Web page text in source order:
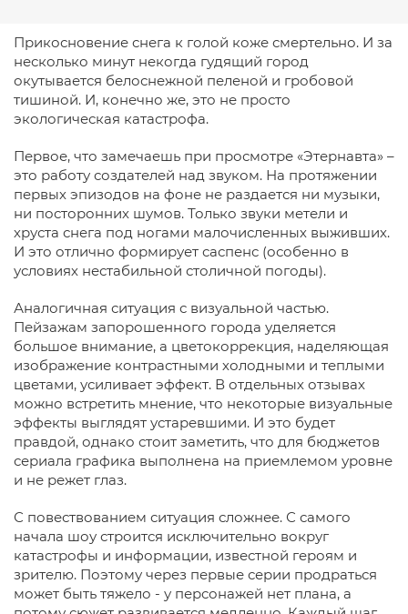
Прикосновение снега к голой коже смертельно. И за
несколько минут некогда гудящий город
окутывается белоснежной пеленой и гробовой
тишиной. И, конечно же, это не просто
экологическая катастрофа.
Первое, что замечаешь при просмотре «Этернавта» –
это работу создателей над звуком. На протяжении
первых эпизодов на фоне не раздается ни музыки,
ни посторонних шумов. Только звуки метели и
хруста снега под ногами малочисленных выживших.
И это отлично формирует саспенс (особенно в
условиях нестабильной столичной погоды).
Аналогичная ситуация с визуальной частью.
Пейзажам запорошенного города уделяется
большое внимание, а цветокоррекция, наделяющая
изображение контрастными холодными и теплыми
цветами, усиливает эффект. В отдельных отзывах
можно встретить мнение, что некоторые визуальные
эффекты выглядят устаревшими. И это будет
правдой, однако стоит заметить, что для бюджетов
сериала графика выполнена на приемлемом уровне
и не режет глаз.
С повествованием ситуация сложнее. С самого
начала шоу строится исключительно вокруг
катастрофы и информации, известной героям и
зрителю. Поэтому через первые серии продраться
может быть тяжело - у персонажей нет плана, а